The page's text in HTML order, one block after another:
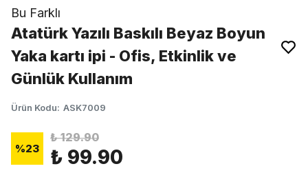
Bu Farklı
Atatürk Yazılı Baskılı Beyaz Boyun
Yaka kartı ipi - Ofis, Etkinlik ve
Günlük Kullanım
Ürün Kodu: ASK7009
%23
₺ 129.90
₺ 99.90